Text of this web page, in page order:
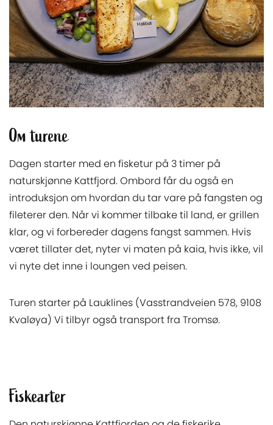
Om turene
Dagen starter med en fisketur på 3 timer på
naturskjønne Kattfjord. Ombord får du også en
introduksjon om hvordan du tar vare på fangsten og
fileterer den. Når vi kommer tilbake til land, er grillen
klar, og vi forbereder dagens fangst sammen. Hvis
været tillater det, nyter vi maten på kaia, hvis ikke, vil
vi nyte det inne i loungen ved peisen.
Turen starter på Lauklines (Vasstrandveien 578, 9108
Kvaløya) Vi tilbyr også transport fra Tromsø.
Fiskearter